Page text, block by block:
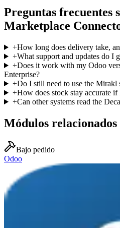
Preguntas frecuentes
Marketplace
+How long does delivery take,
+What support and updates do I
+Does it work with my Odoo
Enterprise?
+Do I still need to use the Mirakl
+How does stock stay accurate
+Can other systems read the
Módulos relacionados
Bajo pedido
Odoo